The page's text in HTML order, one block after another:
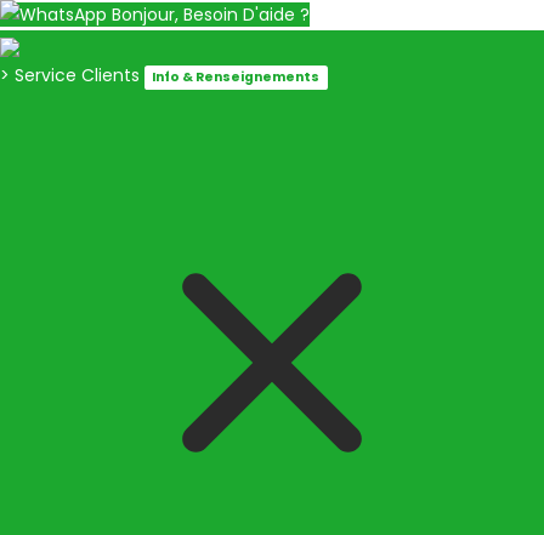
Bonjour, Besoin D'aide ?
> Service Clients Info & Renseignements